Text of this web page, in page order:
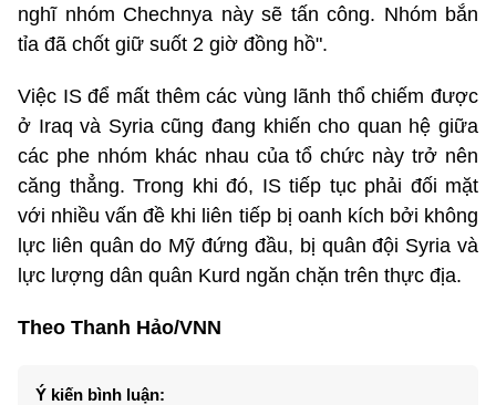
nghĩ nhóm Chechnya này sẽ tấn công. Nhóm bắn
tỉa đã chốt giữ suốt 2 giờ đồng hồ".
Việc IS để mất thêm các vùng lãnh thổ chiếm được
ở Iraq và Syria cũng đang khiến cho quan hệ giữa
các phe nhóm khác nhau của tổ chức này trở nên
căng thẳng. Trong khi đó, IS tiếp tục phải đối mặt
với nhiều vấn đề khi liên tiếp bị oanh kích bởi không
lực liên quân do Mỹ đứng đầu, bị quân đội Syria và
lực lượng dân quân Kurd ngăn chặn trên thực địa.
Theo Thanh Hảo/VNN
Ý kiến bình luận: